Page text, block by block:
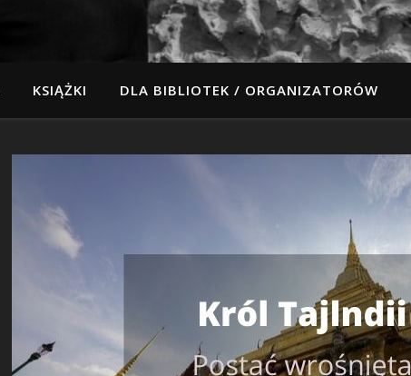
KSIĄŻKI DLA BIBLIOTEK / ORGANIZATORÓW